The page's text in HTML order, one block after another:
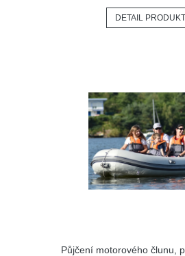
DETAIL
Půjčení motorového člunu,